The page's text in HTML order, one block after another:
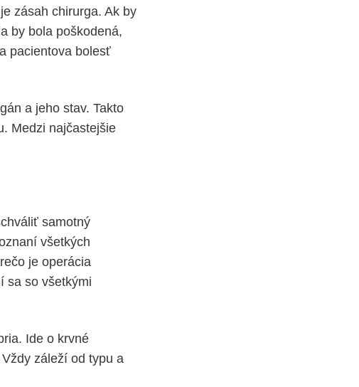
zásah chirurga. Ak by
by bola poškodená,
pacientova bolesť
a jeho stav. Takto
Medzi najčastejšie
samotný
všetkých
je operácia
sa so všetkými
Ide o krvné
záleží od typu a